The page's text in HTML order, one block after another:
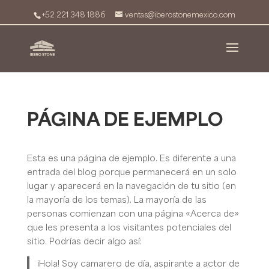
+52 221 348 1886 ventas@iberostonemexico.com
PÁGINA DE EJEMPLO
Esta es una página de ejemplo. Es diferente a una
entrada del blog porque permanecerá en un solo
lugar y aparecerá en la navegación de tu sitio (en
la mayoría de los temas). La mayoría de las
personas comienzan con una página «Acerca de»
que les presenta a los visitantes potenciales del
sitio. Podrías decir algo así:
¡Hola! Soy camarero de día, aspirante a actor de